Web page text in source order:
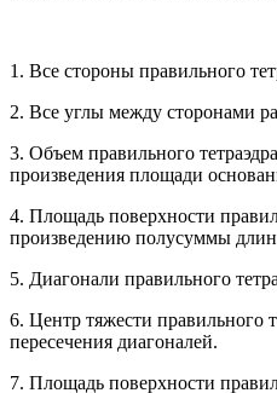
1. Все стороны правильного
2. Все углы между сторонами
3. Объем правильного
произведения площади
4. Площадь поверхности
произведению полусуммы
5. Диагонали правильного
6. Центр тяжести правильного
пересечения диагоналей.
7. Площадь поверхности